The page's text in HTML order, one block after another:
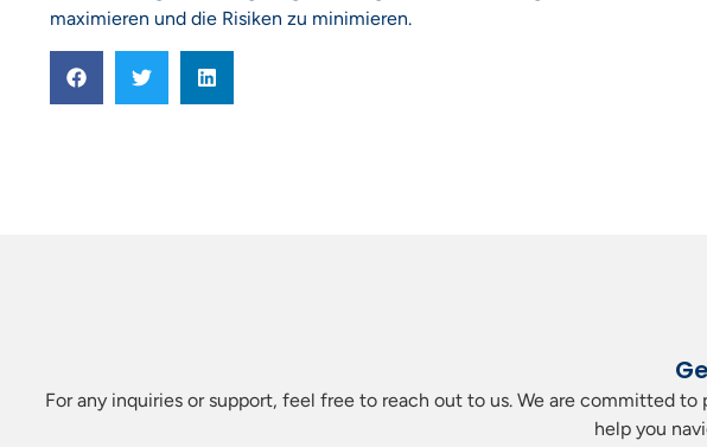
maximieren und die Risiken zu minimieren.
For any inquiries or support, feel free to reach out to us. We are committed
help you